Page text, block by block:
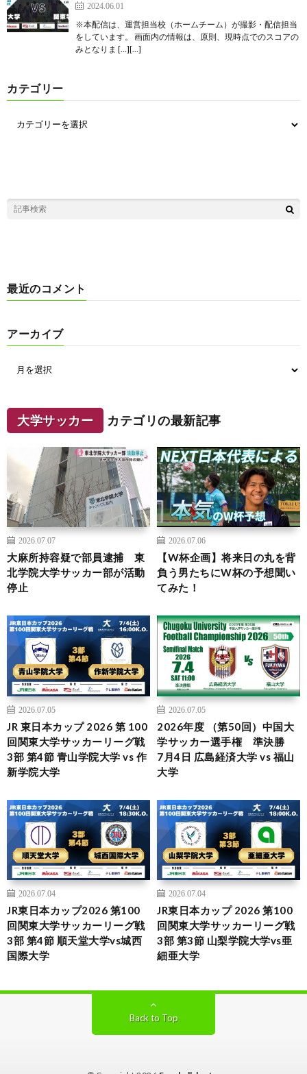
2024.06.01
※本配信は、運営担当校（ホームチーム）が撮影・配信担当
をしています。 画面内の情報は、原則、現時点でのスコアの
みとなりま […][…]
カテゴリー
最近のコメント
アーカイブ
大学サッカー カテゴリの最新記事
2026.07.07
大麻所持容疑で部員逮捕 東
北学院大学サッカー部が活動
停止
2026.07.06
【W杯企画】将来日の丸を背
負う男たちにW杯の予想聞い
てみた！
2026.07.05
JR 東日本カップ 2026 第 100
回関東大学サッカーリーグ戦
3部 第4節 青山学院大学 vs 作
新学院大学
2026.07.05
2026年度 （第50回）中国大
学サッカー選手権 準決勝
7月4日 広島経済大学 vs 福山
大学
2026.07.04
JR東日本カップ2026 第100
回関東大学サッカーリーグ戦
3部 第4節 順天堂大学vs城西
国際大学
2026.07.04
JR東日本カップ 2026 第100
回関東大学サッカーリーグ戦
3部 第3節 山梨学院大学vs亜
細亜大学
Back to Top